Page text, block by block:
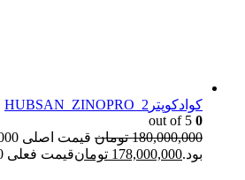
کوادکوپترHUBSAN_ZINOPRO_2
0
180,000,000 تومان
بود.178,000,000 تومانقیمت فعلی 178,000,000 تومان است.